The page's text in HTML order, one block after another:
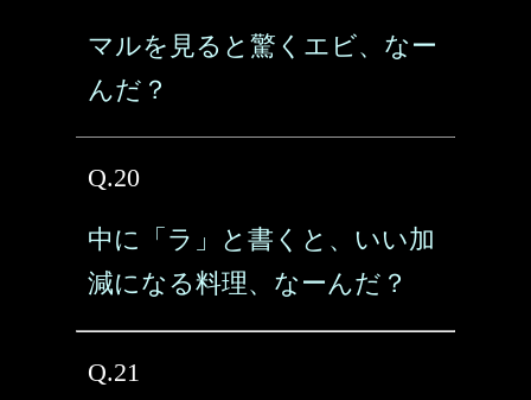
マルを見ると驚くエビ、なー
んだ？
Q.20
中に「ラ」と書くと、いい加
減になる料理、なーんだ？
Q.21